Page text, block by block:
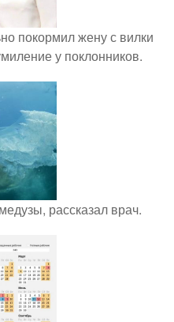
покормил жену с вилки
у поклонников.
рассказал врач.